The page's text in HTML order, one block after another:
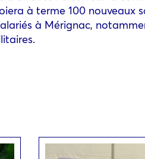
à terme 100 nouveaux
à Mérignac,